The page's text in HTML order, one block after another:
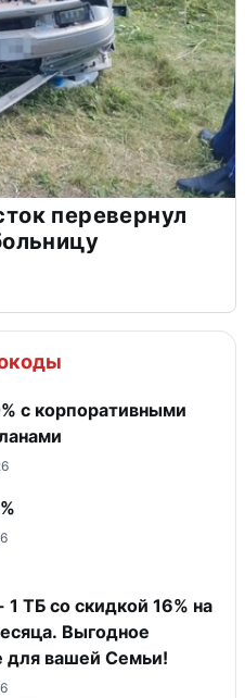
перевернул
с корпоративными
ТБ со скидкой 16% на
Выгодное
для вашей Семьи!